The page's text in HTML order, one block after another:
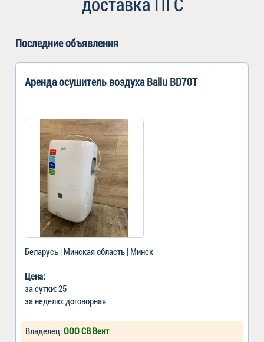
Последние объявления
Аренда осушитель воздуха Ballu BD70T
Беларусь | Минская область | Минск
Цена:
за сутки: 25
за неделю: договорная
Владелец:ООО СВ Вент